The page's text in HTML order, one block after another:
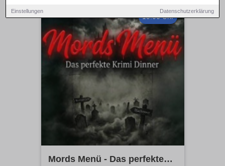
Einstellungen Datenschutzerklärung
19:00 Uhr
Mords Menü - Das perfekte